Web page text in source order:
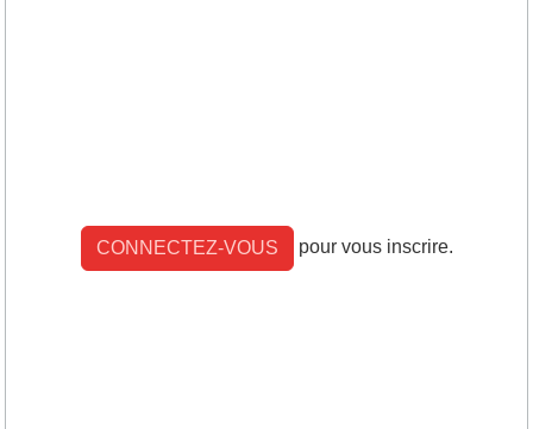
CONNECTEZ-VOUS pour vous inscrire.